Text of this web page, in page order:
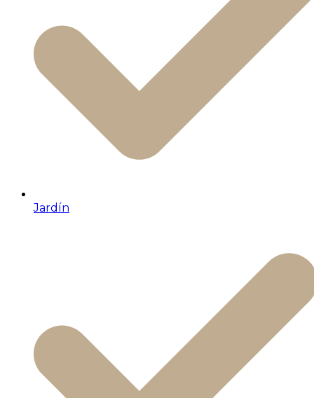
Jardín